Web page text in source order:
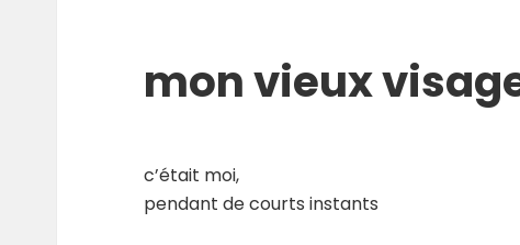
mon vieux
c’était moi,
pendant de courts instants